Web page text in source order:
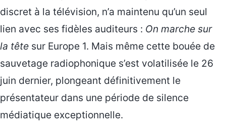
discret à la télévision, n’a maintenu qu’un seul
lien avec ses fidèles auditeurs : On marche sur
la tête sur Europe 1. Mais même cette bouée de
sauvetage radiophonique s’est volatilisée le 26
juin dernier, plongeant définitivement le
présentateur dans une période de silence
médiatique exceptionnelle.